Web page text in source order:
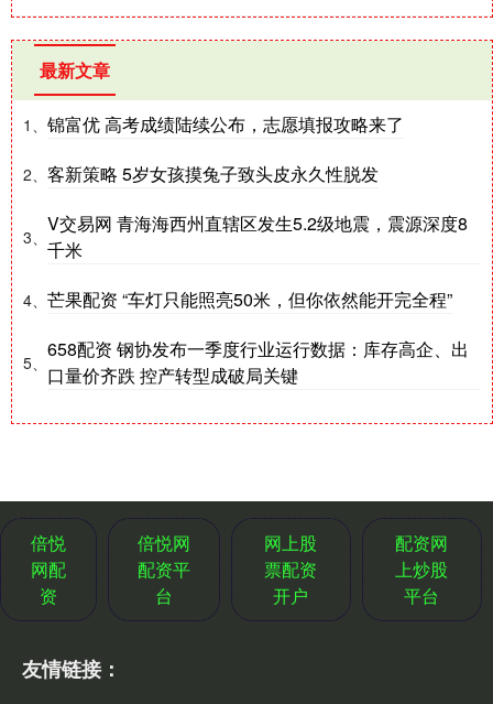
最新文章
1、 锦富优 高考成绩陆续公布，志愿填报攻略来了
2、 客新策略 5岁女孩摸兔子致头皮永久性脱发
3、
V交易网 青海海西州直辖区发生5.2级地震，震源深度8
千米
4、 芒果配资 “车灯只能照亮50米，但你依然能开完全程”
5、
658配资 钢协发布一季度行业运行数据：库存高企、出
口量价齐跌 控产转型成破局关键
倍悦
网配
资
倍悦网
配资平
台
网上股
票配资
开户
配资网
上炒股
平台
友情链接：